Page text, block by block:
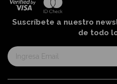
Suscríbete a nuestro
de todo
Suscríbase
al
informativo: